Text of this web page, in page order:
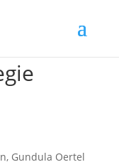
Gundula Oertel